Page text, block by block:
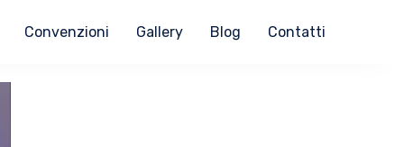
Convenzioni Gallery Blog Contatti